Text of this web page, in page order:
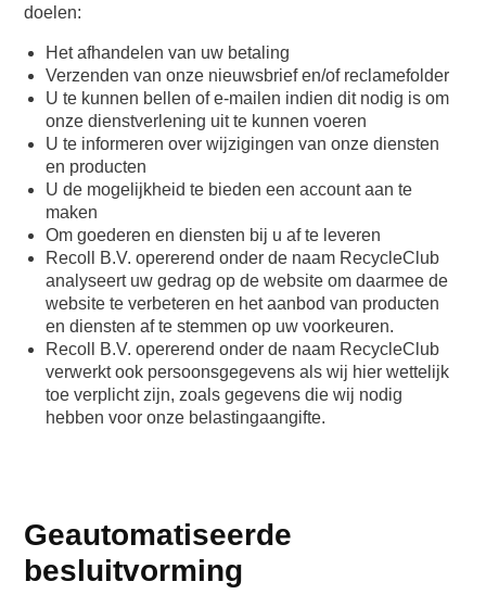
doelen:
Het afhandelen van uw betaling
Verzenden van onze nieuwsbrief en/of reclamefolder
U te kunnen bellen of e-mailen indien dit nodig is om
onze dienstverlening uit te kunnen voeren
U te informeren over wijzigingen van onze diensten
en producten
U de mogelijkheid te bieden een account aan te
maken
Om goederen en diensten bij u af te leveren
Recoll B.V. opererend onder de naam RecycleClub
analyseert uw gedrag op de website om daarmee de
website te verbeteren en het aanbod van producten
en diensten af te stemmen op uw voorkeuren.
Recoll B.V. opererend onder de naam RecycleClub
verwerkt ook persoonsgegevens als wij hier wettelijk
toe verplicht zijn, zoals gegevens die wij nodig
hebben voor onze belastingaangifte.
Geautomatiseerde
besluitvorming